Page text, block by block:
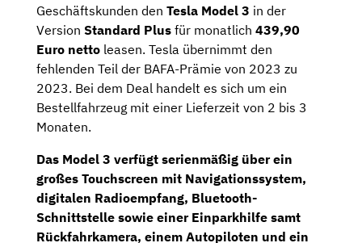
Geschäftskunden den Tesla Model 3 in der
Version Standard Plus für monatlich 439,90
Euro netto leasen. Tesla übernimmt den
fehlenden Teil der BAFA-Prämie von 2023 zu
2023. Bei dem Deal handelt es sich um ein
Bestellfahrzeug mit einer Lieferzeit von 2 bis 3
Monaten.
Das Model 3 verfügt serienmäßig über ein
großes Touchscreen mit Navigationssystem,
digitalen Radioempfang, Bluetooth-
Schnittstelle sowie einer Einparkhilfe samt
Rückfahrkamera, einem Autopiloten und ein